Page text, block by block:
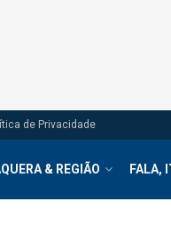
de Privacidade
& REGIÃO FALA,